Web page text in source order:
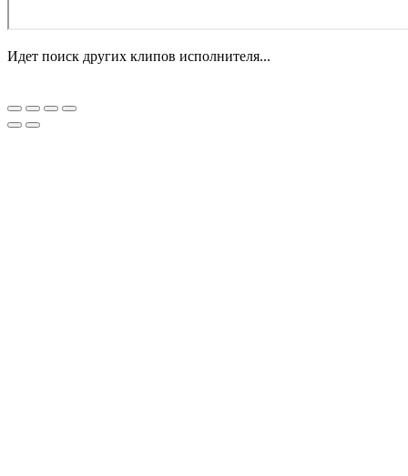
Идет поиск других клипов исполнителя...